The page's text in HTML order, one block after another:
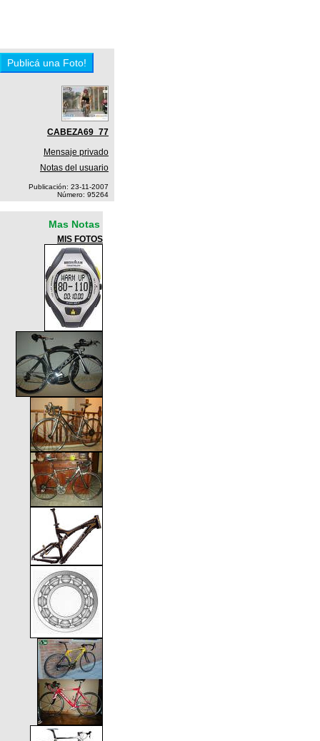
CABEZA69_77
Mensaje privado
Notas del usuario
Publicación: 23-11-2007
Número: 95264
Mas Notas
MIS FOTOS